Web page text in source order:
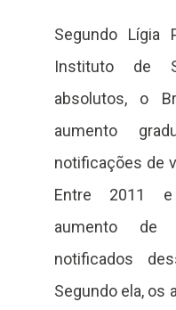
Segundo Lígia
Instituto de
absolutos, o
aumento
notificações de
Entre 2011 e
aumento de
notificados
Segundo ela, os